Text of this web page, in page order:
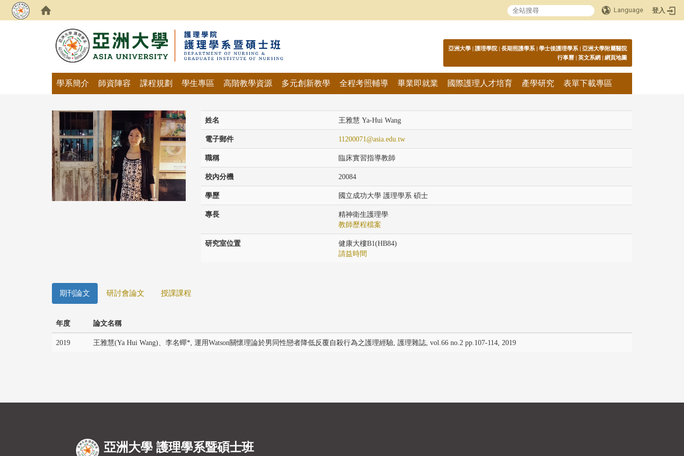
Language 登入
:::
亞洲大學 | 護理學院 | 長期照護學系 | 學士後護理學系 | 亞洲大學附屬醫院
行事曆 | 英文系網 | 網頁地圖
學系簡介 師資陣容 課程規劃 學生專區 高階教學資源 多元創新教學 全程考照輔導 畢業即就業 國際護理人才培育 產學研究 表單下載專區
姓名 王雅慧 Ya-Hui Wang
電子郵件 11200071@asia.edu.tw
職稱 臨床實習指導教師
校內分機 20084
學歷 國立成功大學 護理學系 碩士
專長
精神衛生護理學
教師歷程檔案
研究室位置
健康大樓B1(HB84)
請益時間
期刊論文 研討會論文 授課課程
年度 論文名稱
2019 王雅慧(Ya Hui Wang)、李名蟬*, 運用Watson關懷理論於男同性戀者降低反覆自殺行為之護理經驗, 護理雜誌, vol.66 no.2 pp.107-114, 2019
亞洲大學 護理學系暨碩士班